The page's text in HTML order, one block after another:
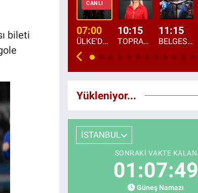
bileti
CANLI
07:00
ÜLKE'DE BU SABAH
10:15
TOPRAKTAN SOFRAYA
11:15
BELGESEL: "ÜLKE'NİN ALIN TERİ"
Yükleniyor...
İSTANBUL
SONRAKI VAKTE KALAN
01:07:48
Güneş Namazı